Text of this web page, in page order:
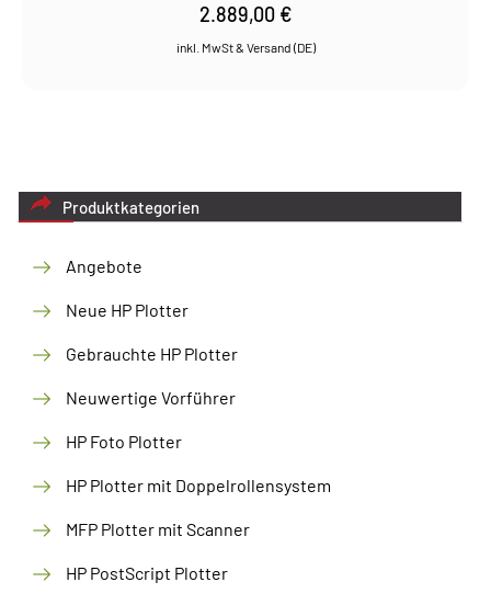
2.889,00 €
Produktkategorien
Angebote
Neue HP Plotter
Gebrauchte HP Plotter
Neuwertige Vorführer
HP Foto Plotter
HP Plotter mit Doppelrollensystem
MFP Plotter mit Scanner
HP PostScript Plotter